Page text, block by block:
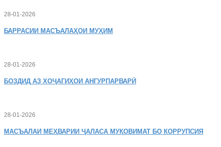
28-01-2026
БАРРАСИИ МАСЪАЛАҲОИ МУҲИМ
28-01-2026
БОЗДИД АЗ ХОҶАГИҲОИ АНГУРПАРВАРӢ
28-01-2026
МАСЪАЛАИ МЕҲВАРИИ ҶАЛАСА МУҚОВИМАТ БО КОРРУПСИЯ